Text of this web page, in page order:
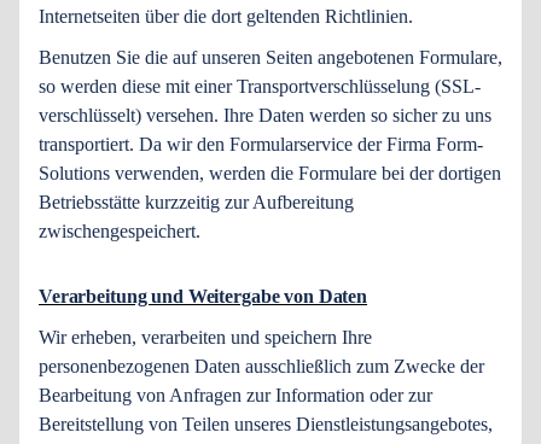
Internetseiten über die dort geltenden Richtlinien.
Benutzen Sie die auf unseren Seiten angebotenen Formulare,
so werden diese mit einer Transportverschlüsselung (SSL-
verschlüsselt) versehen. Ihre Daten werden so sicher zu uns
transportiert. Da wir den Formularservice der Firma Form-
Solutions verwenden, werden die Formulare bei der dortigen
Betriebsstätte kurzzeitig zur Aufbereitung
zwischengespeichert.
Verarbeitung und Weitergabe von Daten
Wir erheben, verarbeiten und speichern Ihre
personenbezogenen Daten ausschließlich zum Zwecke der
Bearbeitung von Anfragen zur Information oder zur
Bereitstellung von Teilen unseres Dienstleistungsangebotes,